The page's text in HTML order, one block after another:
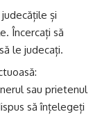
și
Încercați să
le judecați.
sau prietenul
să înțelegeți